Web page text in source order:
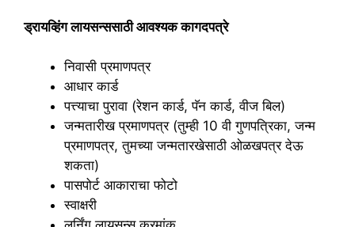
ड्रायव्हिंग लायसन्ससाठी आवश्यक कागदपत्रे
निवासी प्रमाणपत्र
आधार कार्ड
पत्त्याचा पुरावा (रेशन कार्ड, पॅन कार्ड, वीज बिल)
जन्मतारीख प्रमाणपत्र (तुम्ही 10 वी गुणपत्रिका, जन्म
प्रमाणपत्र, तुमच्या जन्मतारखेसाठी ओळखपत्र देऊ
शकता)
पासपोर्ट आकाराचा फोटो
स्वाक्षरी